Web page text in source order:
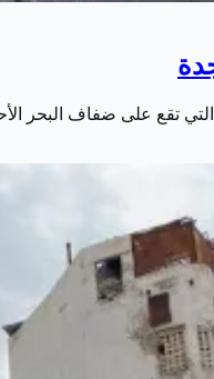
التي تقع على ضفاف البحر